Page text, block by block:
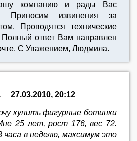
компанию и рады Вас
Приносим извинения за
Проводятся технические
Полный ответ Вам направлен
С Уважением, Людмила.
27.03.2010, 20:12
купить фигурные ботинки
25 лет, рост 176, вес 72.
часа в неделю, максимум это